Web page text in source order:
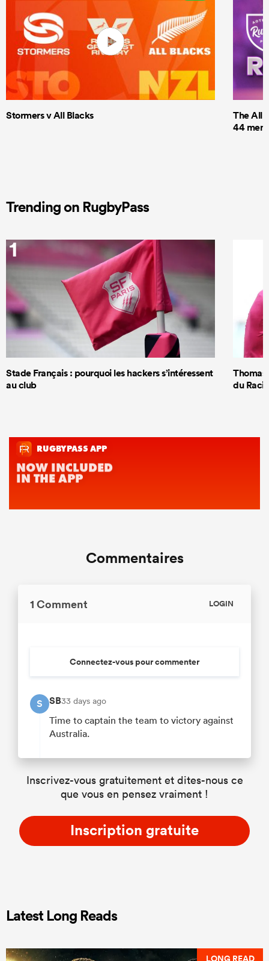
Stormers v All Blacks
The All
44 men
Trending on RugbyPass
1
Stade Français : pourquoi les hackers s’intéressent
au club
Thomas
du
Commentaires
1 Comment LOGIN
Connectez-vous pour commenter
S SB33 days ago
Time to captain the team to victory against
Australia.
Inscrivez-vous gratuitement et dites-nous ce
que vous en pensez vraiment !
Inscription gratuite
Latest Long Reads